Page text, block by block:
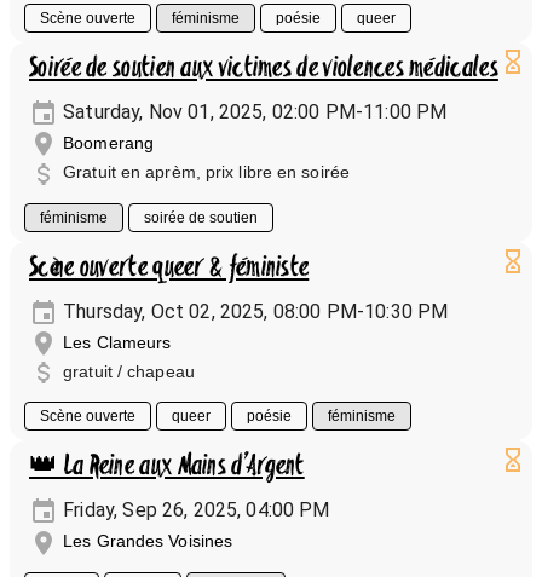
Scène ouverte féminisme poésie queer
Soirée de soutien aux victimes de violences médicales
Saturday, Nov 01, 2025, 02:00 PM-11:00 PM
Boomerang
Gratuit en aprèm, prix libre en soirée
féminisme soirée de soutien
Scène ouverte queer & féministe
Thursday, Oct 02, 2025, 08:00 PM-10:30 PM
Les Clameurs
gratuit / chapeau
Scène ouverte queer poésie féminisme
👑 La Reine aux Mains d’Argent
Friday, Sep 26, 2025, 04:00 PM
Les Grandes Voisines